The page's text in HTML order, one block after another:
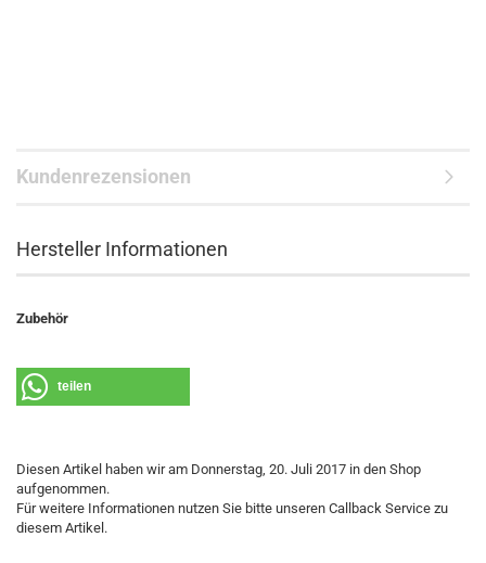
Kundenrezensionen
Hersteller Informationen
Zubehör
teilen
Diesen Artikel haben wir am Donnerstag, 20. Juli 2017 in den Shop
aufgenommen.
Für weitere Informationen nutzen Sie bitte unseren Callback Service zu
diesem Artikel.